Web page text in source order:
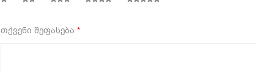
თქვენი შეფასება *